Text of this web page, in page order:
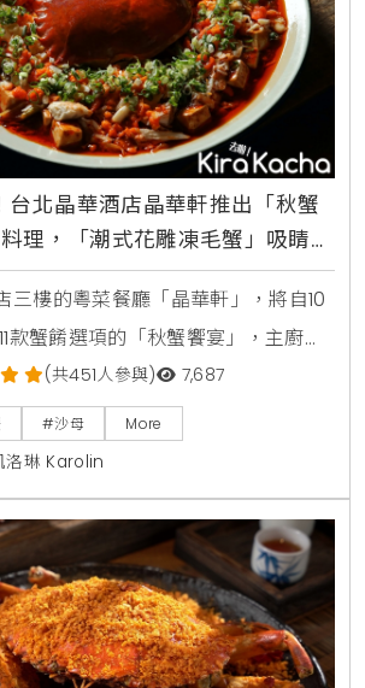
台北晶華酒店晶華軒推出「秋蟹
理，「潮式花雕凍毛蟹」吸睛、
帶勁
三樓的粵菜餐廳「晶華軒」，將自10
款蟹餚選項的「秋蟹饗宴」，主廚鄔
蟹、沙公、沙母、處女蟳與鱈場蟹，
毛蟹、生拆膏蟹燴麻婆豆腐、花雕蛋
蟹蘿蔔糕等全新當令美饌，要讓螃
最美味的秋季限定料理。晶華軒的
擁有超過三十年粵菜烹飪經驗的港籍
明所規劃，豐富的菜色選項當中，鄔
(共451人參與) 7,687
#沙母 More
洛琳 Karolin